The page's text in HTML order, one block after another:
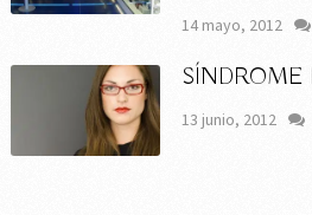
14 mayo, 2012
SÍNDROME
13 junio, 2012